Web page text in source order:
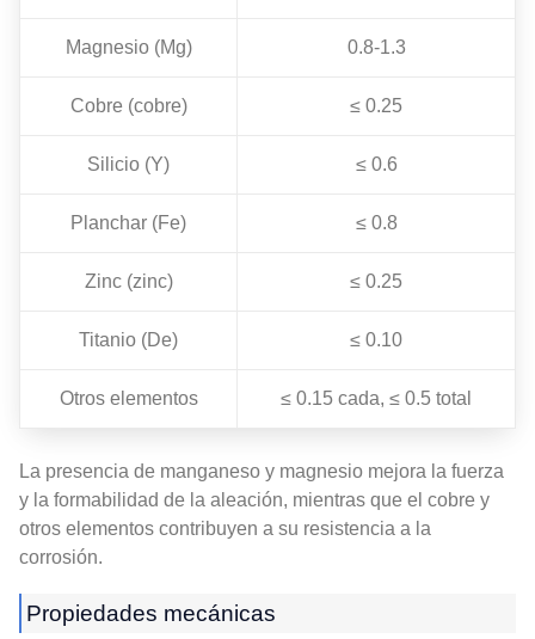
Magnesio (Mg) 0.8-1.3
Cobre (cobre) ≤ 0.25
Silicio (Y) ≤ 0.6
Planchar (Fe) ≤ 0.8
Zinc (zinc) ≤ 0.25
Titanio (De) ≤ 0.10
Otros elementos ≤ 0.15 cada, ≤ 0.5 total
La presencia de manganeso y magnesio mejora la fuerza
y ​​la formabilidad de la aleación, mientras que el cobre y
otros elementos contribuyen a su resistencia a la
corrosión.
Propiedades mecánicas